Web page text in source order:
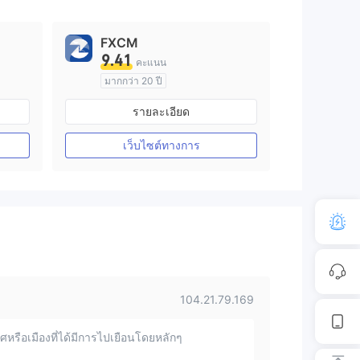
FXCM
9.41 คะแนน
มากกว่า 20 ปี
การกำกับดูแล ออสเตรเลีย
ใบอนุญาต MT4 แบบเต็ม
รายละเอียด
เว็บไซต์ทางการ
104.21.79.169
หรือเมืองที่ได้มีการไปเยือนโดยหลักๆ